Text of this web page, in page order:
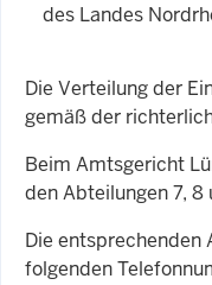
des Landes
Die Verteilung der
gemäß der
Beim Amtsgericht
den Abteilungen 7,
Die entsprechenden
folgenden